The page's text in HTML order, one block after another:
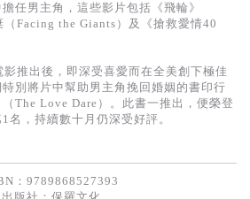
任男主角，這些影片包括《飛輪》
（Facing the Giants）及《搶救愛情40
推出後，即深受喜愛而在全美創下極佳
別將片中幫助男主角挽回婚姻的書印行
The Love Dare）。此書一推出，便榮登
名，持續數十月仍深受好評。
：9789868527393